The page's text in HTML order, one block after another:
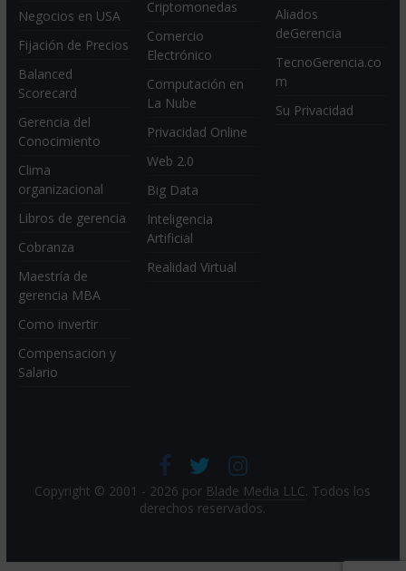
Negocios en USA
Fijación de Precios
Balanced
Scorecard
Gerencia del
Conocimiento
Clima
organizacional
Libros de gerencia
Cobranza
Maestría de
gerencia MBA
Como invertir
Compensacion y
Salario
Criptomonedas
Comercio
Electrónico
Computación en
La Nube
Privacidad Online
Web 2.0
Big Data
Inteligencia
Artificial
Realidad Virtual
Aliados
deGerencia
TecnoGerencia.co
m
Su Privacidad
Copyright © 2001 - 2026 por Blade Media LLC. Todos los
derechos reservados.